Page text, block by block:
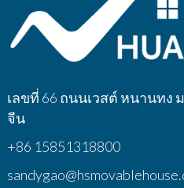
เลขที่ 66 ถนนเวสต์ หนานทง
จีน
+86 15851318800